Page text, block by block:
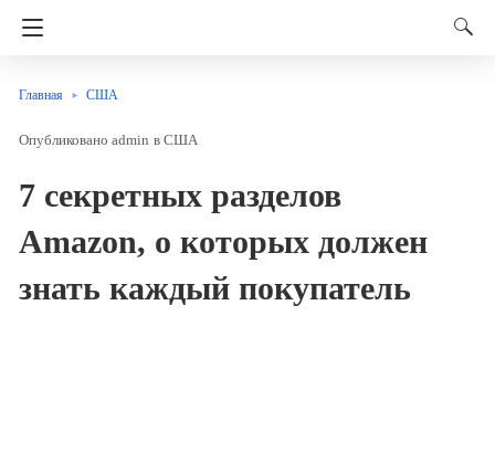
Главная США
admin в США
7 секретных разделов
Amazon, о которых должен
знать каждый покупатель